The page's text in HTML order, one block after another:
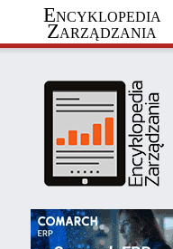
Encyklopedia
Zarządzania